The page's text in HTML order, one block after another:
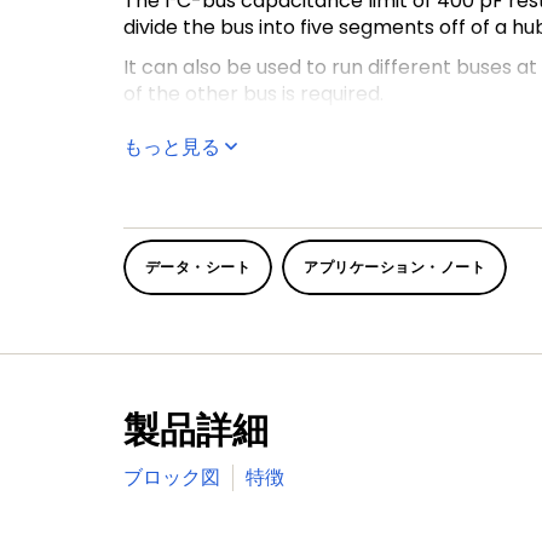
divide the bus into five segments off of a
It can also be used to run different buses at
of the other bus is required.
Two or more
different 'legal' low voltage levels are
it as a 'regular LOW' and will not propagate
with the PCA9515A, PCA9516A, or
lock-up conditions.
もっと見る
データ・シート アプリケーション・ノート
製品詳細
ブロック図 特徴